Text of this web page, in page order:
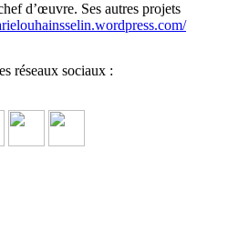
d’œuvre. Ses autres projets
réseaux sociaux :